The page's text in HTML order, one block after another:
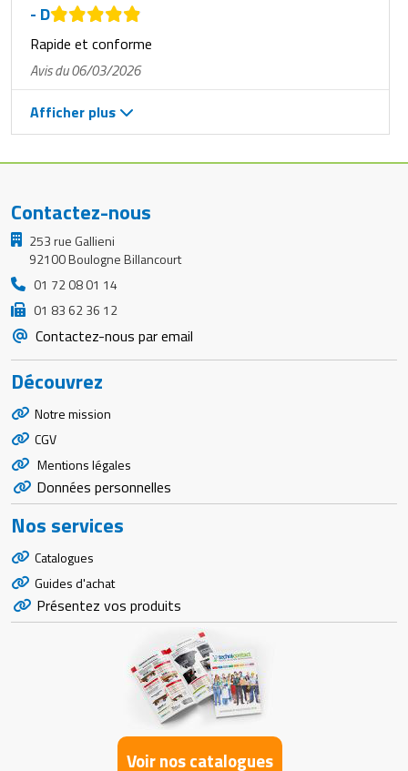
- D
Rapide et conforme
Avis du 06/03/2026
Afficher plus
Contactez-nous
253 rue Gallieni
92100 Boulogne Billancourt
01 72 08 01 14
01 83 62 36 12
Contactez-nous par email
Découvrez
Notre mission
CGV
Mentions légales
Données personnelles
Nos services
Catalogues
Guides d'achat
Présentez vos produits
Voir nos catalogues